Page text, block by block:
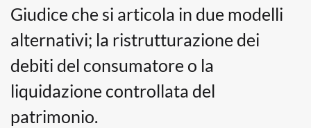
Giudice che si articola in due modelli
alternativi; la ristrutturazione dei
debiti del consumatore o la
liquidazione controllata del
patrimonio.